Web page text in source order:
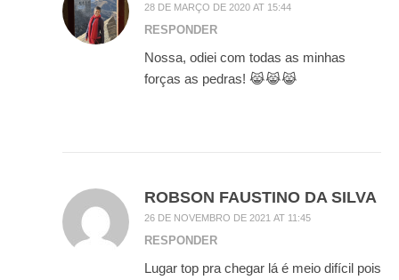
28 DE MARÇO DE 2020 AT 15:44
RESPONDER
Nossa, odiei com todas as minhas
forças as pedras! 😹😹😹
ROBSON FAUSTINO DA SILVA
26 DE NOVEMBRO DE 2021 AT 11:45
RESPONDER
Lugar top pra chegar lá é meio difícil pois